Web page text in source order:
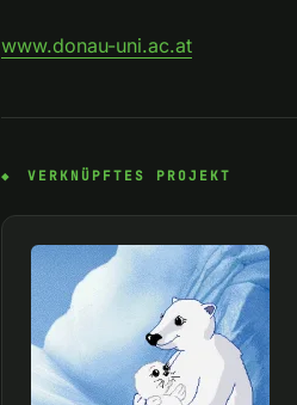
www.donau-uni.ac.at
VERKNÜPFTES PROJEKT